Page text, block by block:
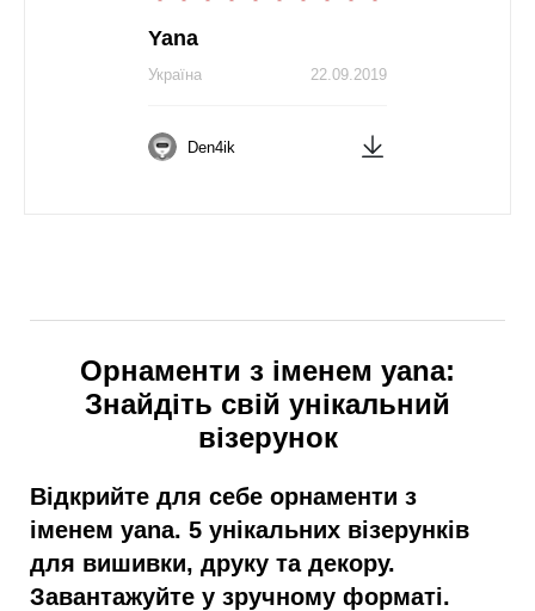
Yana
22.09.2019
Україна
Den4ik
Орнаменти з іменем yana:
Знайдіть свій унікальний
візерунок
Відкрийте для себе орнаменти з
іменем yana. 5 унікальних візерунків
для вишивки, друку та декору.
Завантажуйте у зручному форматі.